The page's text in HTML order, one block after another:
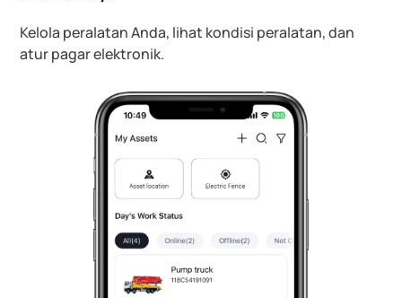
Kelola peralatan Anda, lihat kondisi peralatan, dan
atur pagar elektronik.